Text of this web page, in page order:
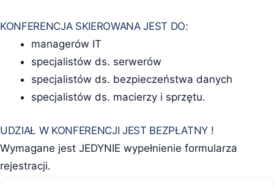
KONFERENCJA SKIEROWANA JEST DO:
managerów IT
specjalistów ds. serwerów
specjalistów ds. bezpieczeństwa danych
specjalistów ds. macierzy i sprzętu.
UDZIAŁ W KONFERENCJI JEST BEZPŁATNY !
Wymagane jest JEDYNIE wypełnienie formularza
rejestracji.